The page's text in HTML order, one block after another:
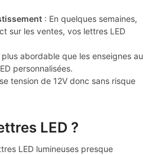
: En quelques semaines,
sur les ventes, vos lettres LED
abordable que les enseignes au
personnalisées.
tension de 12V donc sans risque
LED ?
LED lumineuses presque